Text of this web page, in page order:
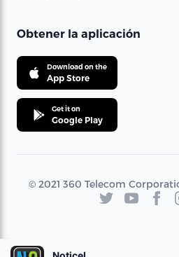
Obtener la aplicación
Download on the
App Store
Get it on
Google Play
© 2021 360 Telecom